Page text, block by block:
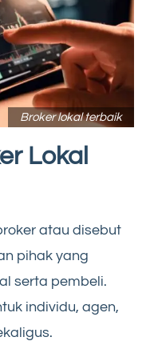
Broker lokal terbaik
Lokal
atau disebut
pihak yang
serta pembeli.
individu, agen,